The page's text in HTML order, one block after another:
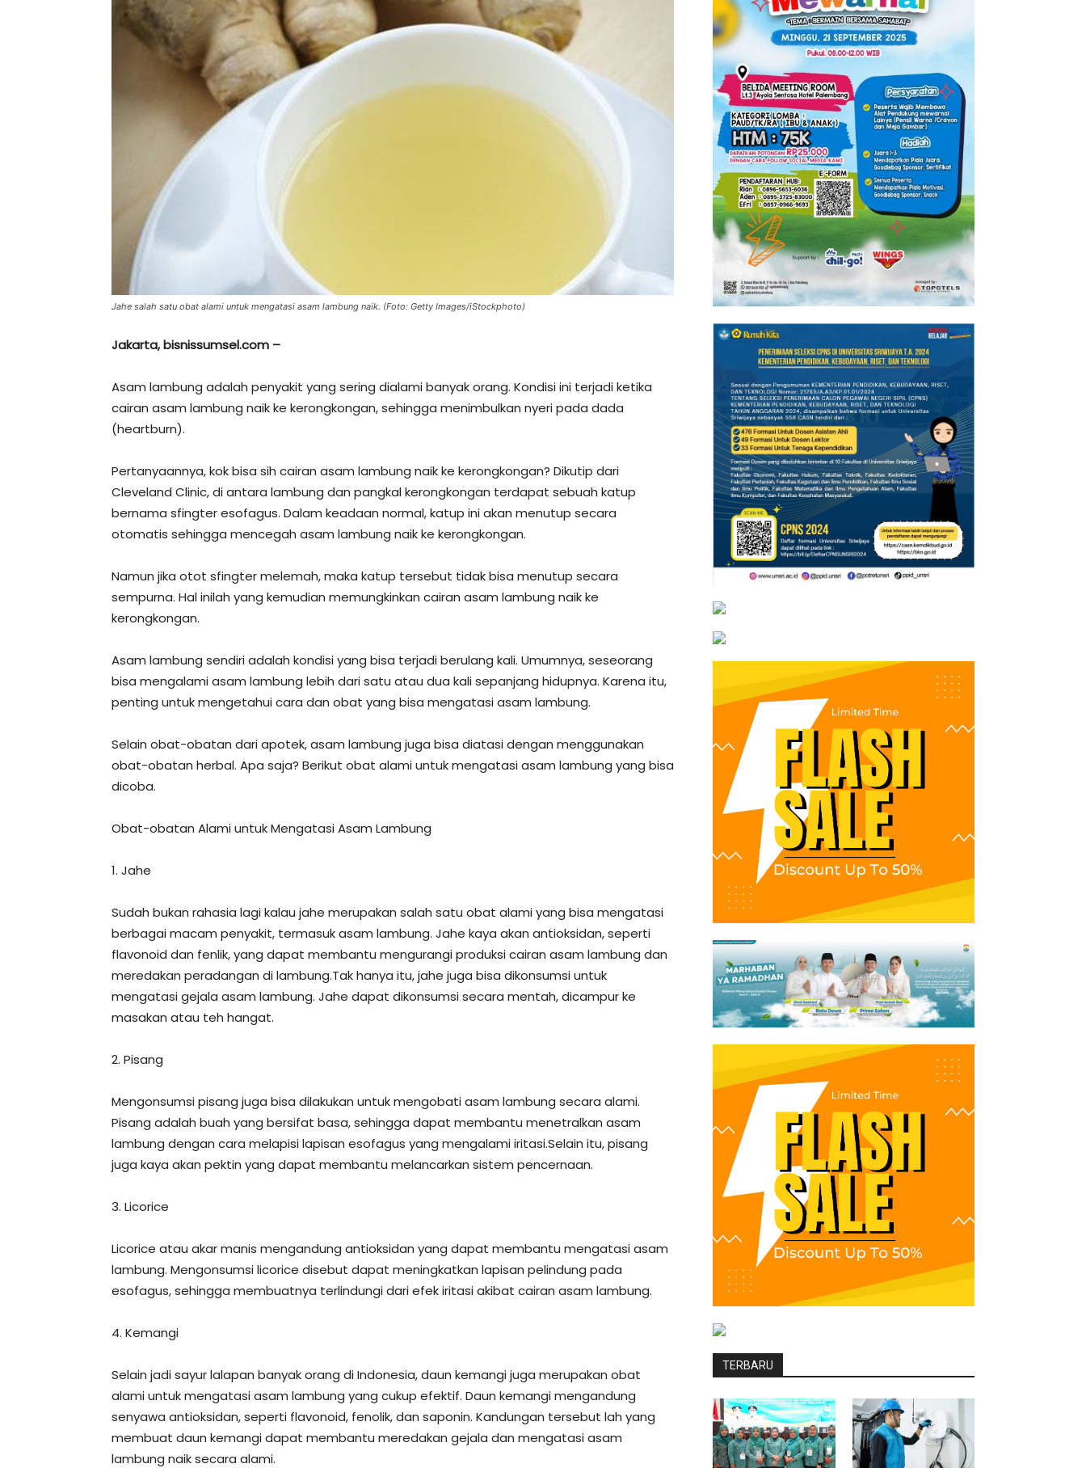
Jahe salah satu obat alami untuk mengatasi asam lambung naik. (Foto: Getty Images/iStockphoto)
Jakarta, bisnissumsel.com –
Asam lambung adalah penyakit yang sering dialami banyak orang. Kondisi ini terjadi ketika
cairan asam lambung naik ke kerongkongan, sehingga menimbulkan nyeri pada dada
(heartburn).
Pertanyaannya, kok bisa sih cairan asam lambung naik ke kerongkongan? Dikutip dari
Cleveland Clinic, di antara lambung dan pangkal kerongkongan terdapat sebuah katup
bernama sfingter esofagus. Dalam keadaan normal, katup ini akan menutup secara
otomatis sehingga mencegah asam lambung naik ke kerongkongan.
Namun jika otot sfingter melemah, maka katup tersebut tidak bisa menutup secara
sempurna. Hal inilah yang kemudian memungkinkan cairan asam lambung naik ke
kerongkongan.
Asam lambung sendiri adalah kondisi yang bisa terjadi berulang kali. Umumnya, seseorang
bisa mengalami asam lambung lebih dari satu atau dua kali sepanjang hidupnya. Karena itu,
penting untuk mengetahui cara dan obat yang bisa mengatasi asam lambung.
Selain obat-obatan dari apotek, asam lambung juga bisa diatasi dengan menggunakan
obat-obatan herbal. Apa saja? Berikut obat alami untuk mengatasi asam lambung yang bisa
dicoba.
Obat-obatan Alami untuk Mengatasi Asam Lambung
1. Jahe
Sudah bukan rahasia lagi kalau jahe merupakan salah satu obat alami yang bisa mengatasi
berbagai macam penyakit, termasuk asam lambung. Jahe kaya akan antioksidan, seperti
flavonoid dan fenlik, yang dapat membantu mengurangi produksi cairan asam lambung dan
meredakan peradangan di lambung.Tak hanya itu, jahe juga bisa dikonsumsi untuk
mengatasi gejala asam lambung. Jahe dapat dikonsumsi secara mentah, dicampur ke
masakan atau teh hangat.
2. Pisang
Mengonsumsi pisang juga bisa dilakukan untuk mengobati asam lambung secara alami.
Pisang adalah buah yang bersifat basa, sehingga dapat membantu menetralkan asam
lambung dengan cara melapisi lapisan esofagus yang mengalami iritasi.Selain itu, pisang
juga kaya akan pektin yang dapat membantu melancarkan sistem pencernaan.
3. Licorice
Licorice atau akar manis mengandung antioksidan yang dapat membantu mengatasi asam
lambung. Mengonsumsi licorice disebut dapat meningkatkan lapisan pelindung pada
esofagus, sehingga membuatnya terlindungi dari efek iritasi akibat cairan asam lambung.
4. Kemangi
Selain jadi sayur lalapan banyak orang di Indonesia, daun kemangi juga merupakan obat
alami untuk mengatasi asam lambung yang cukup efektif. Daun kemangi mengandung
senyawa antioksidan, seperti flavonoid, fenolik, dan saponin. Kandungan tersebut lah yang
membuat daun kemangi dapat membantu meredakan gejala dan mengatasi asam
lambung naik secara alami.
TERBARU